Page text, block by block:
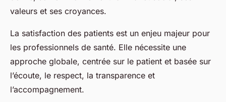
valeurs et ses croyances.
La satisfaction des patients est un enjeu majeur pour
les professionnels de santé. Elle nécessite une
approche globale, centrée sur le patient et basée sur
l’écoute, le respect, la transparence et
l’accompagnement.